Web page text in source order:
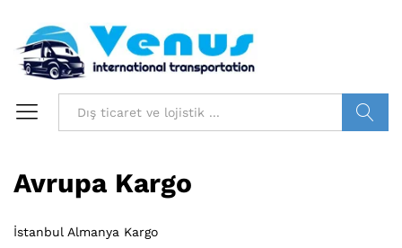
Avrupa Kargo
İstanbul Almanya Kargo